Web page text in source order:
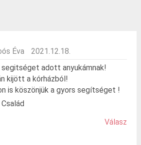
Éva
2021.12.18.
segitséget adott anyukámnak!
kijött a kórházból!
is köszönjük a gyors segítséget !
Válasz